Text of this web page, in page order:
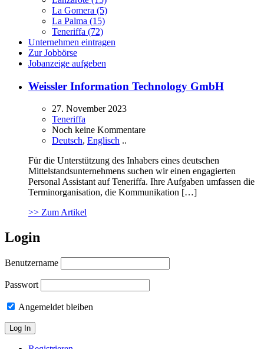
La Gomera (5)
La Palma (15)
Teneriffa (72)
Unternehmen eintragen
Zur Jobbörse
Jobanzeige aufgeben
Weissler Information Technology GmbH
27. November 2023
Teneriffa
Noch keine Kommentare
Deutsch, Englisch ..
Für die Unterstützung des Inhabers eines deutschen
Mittelstandsunternehmens suchen wir einen engagierten
Personal Assistant auf Teneriffa. Ihre Aufgaben umfassen die
Terminorganisation, die Kommunikation […]
>> Zum Artikel
Login
Benutzername
Passwort
Angemeldet bleiben